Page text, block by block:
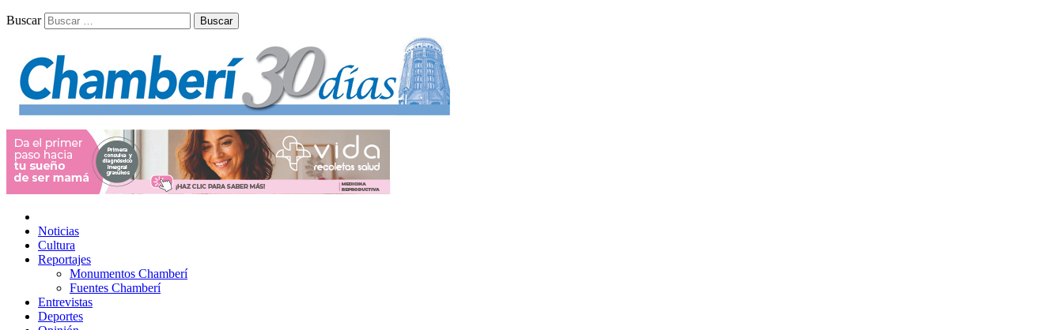
Buscar
Noticias
Cultura
Reportajes
Monumentos Chamberí
Fuentes Chamberí
Entrevistas
Deportes